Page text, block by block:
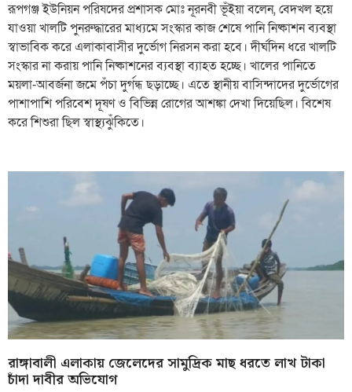
রূপগঞ্জ ইউনিয়ন পরিষদের প্রশাসক মোঃ নূরনবী ভূঁইয়া বলেন, বেদখল হয়ে
যাওয়া খালটি পুনরুদ্ধারের মাধ্যমে সংস্কার কাজ শেষে পানি নিষ্কাশন ব্যবস্থা
স্বাভাবিক করে এলাকাবাসীর দুর্ভোগ নিরসন করা হবে। দীর্ঘদিন ধরে খালটি
সংস্কার না করায় পানি নিষ্কাশনের ব্যবস্থা ব্যাহত হচ্ছে। খালের পানিতে
ময়লা-আবর্জনা জমে পঁচা দুর্গন্ধ ছড়াচ্ছে। এতে স্থানীয় বাসিন্দাদের দুর্ভোগের
পাশাপাশি পরিবেশ দূষণ ও বিভিন্ন রোগের আশঙ্কা দেখা দিয়েছিল। বিশেষ
করে শিশুরা ছিল স্বাস্থ্যঝুঁকিতে।
রাঙ্গাবালী এলাকায় জেলেদের সামুদ্রিক মাছ ধরতে লাখ টাকা
চাঁদা দাবীর অভিযোগ